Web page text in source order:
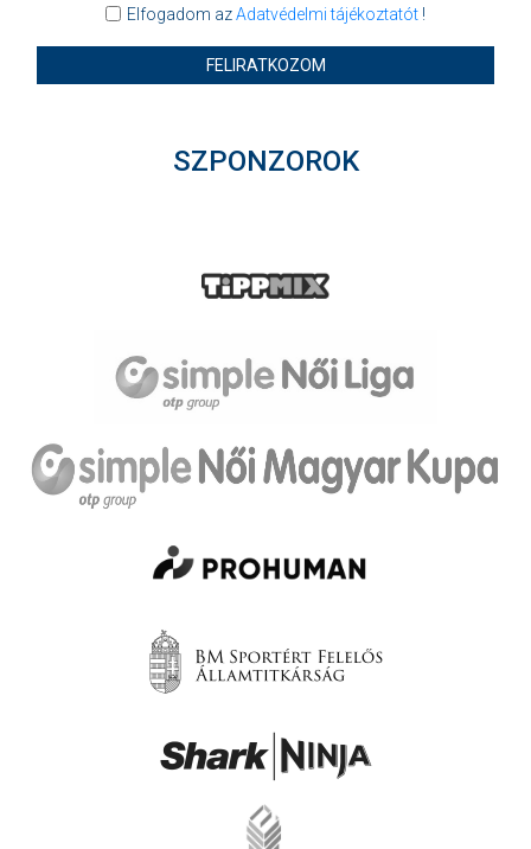
Elfogadom azAdatvédelmi tájékoztatót!
FELIRATKOZOM
SZPONZOROK